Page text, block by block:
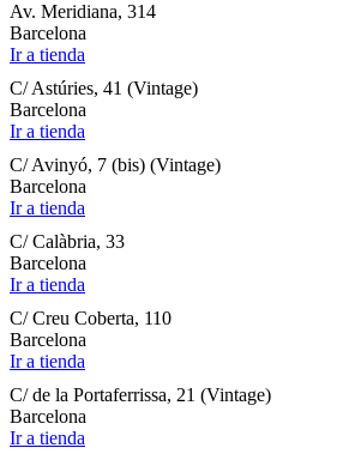
Av. Meridiana, 314
Barcelona
Ir a tienda
C/ Astúries, 41 (Vintage)
Barcelona
Ir a tienda
C/ Avinyó, 7 (bis) (Vintage)
Barcelona
Ir a tienda
C/ Calàbria, 33
Barcelona
Ir a tienda
C/ Creu Coberta, 110
Barcelona
Ir a tienda
C/ de la Portaferrissa, 21 (Vintage)
Barcelona
Ir a tienda